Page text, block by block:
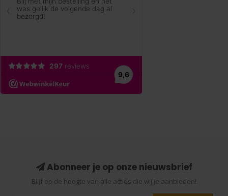
Abonneer je op onze nieuwsbrief
Blijf op de hoogte van alle acties die wij je aanbieden!